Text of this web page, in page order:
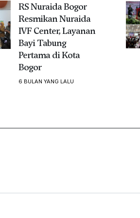
RS Nuraida Bogor
Resmikan Nuraida
IVF Center, Layanan
Bayi Tabung
Pertama di Kota
Bogor
6 BULAN YANG LALU